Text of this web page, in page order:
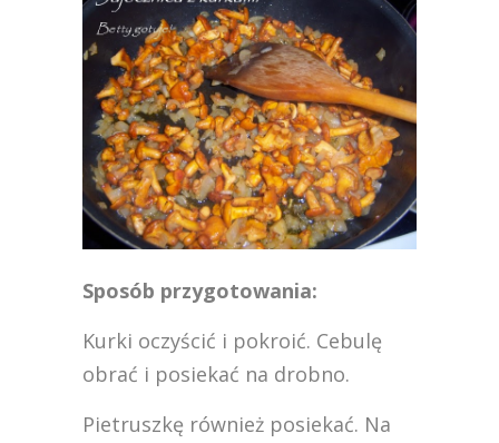
Sposób przygotowania:
Kurki oczyścić i pokroić. Cebulę
obrać i posiekać na drobno.
Pietruszkę również posiekać. Na